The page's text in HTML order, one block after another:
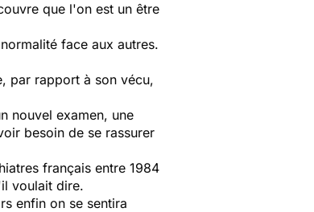
que l'on est un être
face aux autres.
par rapport à son vécu,
nouvel examen, une
besoin de se rassurer
français entre 1984
voulait dire.
enfin on se sentira